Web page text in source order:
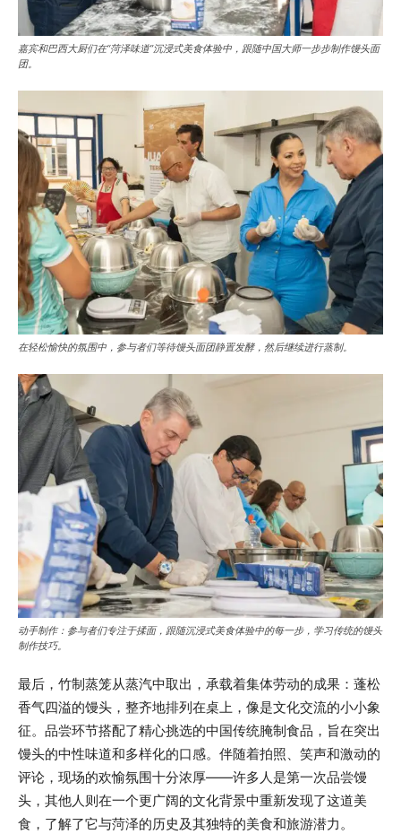
嘉宾和巴西大厨们在“菏泽味道”沉浸式美食体验中，跟随中国大师一步步制作馒头面
团。
在轻松愉快的氛围中，参与者们等待馒头面团静置发酵，然后继续进行蒸制。
动手制作：参与者们专注于揉面，跟随沉浸式美食体验中的每一步，学习传统的馒头
制作技巧。
最后，竹制蒸笼从蒸汽中取出，承载着集体劳动的成果：蓬松
香气四溢的馒头，整齐地排列在桌上，像是文化交流的小小象
征。品尝环节搭配了精心挑选的中国传统腌制食品，旨在突出
馒头的中性味道和多样化的口感。伴随着拍照、笑声和激动的
评论，现场的欢愉氛围十分浓厚——许多人是第一次品尝馒
头，其他人则在一个更广阔的文化背景中重新发现了这道美
食，了解了它与菏泽的历史及其独特的美食和旅游潜力。